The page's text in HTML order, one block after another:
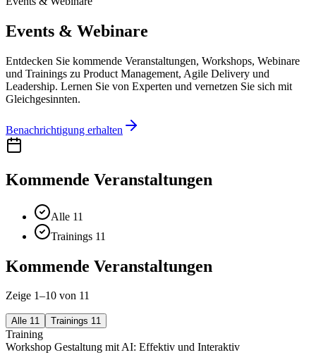
Events & Webinare
Entdecken Sie kommende Veranstaltungen, Workshops, Webinare
und Trainings zu Product Management, Agile Delivery und
Leadership. Lernen Sie von Experten und vernetzen Sie sich mit
Gleichgesinnten.
Benachrichtigung erhalten
Kommende Veranstaltungen
Alle 11
Trainings 11
Kommende Veranstaltungen
Zeige 1–10 von 11
Alle 11 Trainings 11
Training
Workshop Gestaltung mit AI: Effektiv und Interaktiv